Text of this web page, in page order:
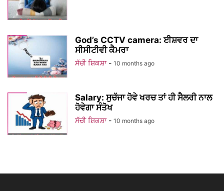
God’s CCTV camera: ਈਸ਼ਵਰ ਦਾ
ਸੀਸੀਟੀਵੀ ਕੈਮਰਾ
ਸੱਚੀ ਸ਼ਿਕਸ਼ਾ - 10 months ago
Salary: ਸੁਚੱਜਾ ਹੋਵੇ ਖਰਚ ਤਾਂ ਹੀ ਸੈਲਰੀ ਨਾਲ
ਹੋਵੇਗਾ ਸੰਤੋਖ
ਸੱਚੀ ਸ਼ਿਕਸ਼ਾ - 10 months ago